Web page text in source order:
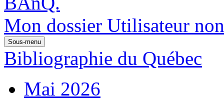
Mon dossier Utilisateur
Sous-menu
Bibliographie du Québec
Mai 2026